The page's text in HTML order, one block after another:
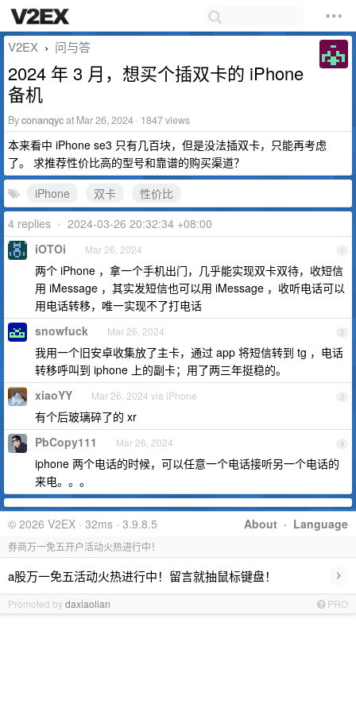
V2EX › 问与答
2024 年 3 月，想买个插双卡的 iPhone
备机
Byconanqycat Mar 26, 2024 · 1847 views
本来看中 iPhone se3 只有几百块，但是没法插双卡，只能再考虑
了。 求推荐性价比高的型号和靠谱的购买渠道？
iPhone
双卡
性价比
4 replies • 2024-03-26 20:32:34 +08:00
1
iOTOi Mar 26, 2024
两个 iPhone ，拿一个手机出门，几乎能实现双卡双待，收短信
用 iMessage ，其实发短信也可以用 iMessage ，收听电话可以
用电话转移，唯一实现不了打电话
2
snowfuck Mar 26, 2024
我用一个旧安卓收集放了主卡，通过 app 将短信转到 tg ，电话
转移呼叫到 iphone 上的副卡；用了两三年挺稳的。
3
xiaoYY Mar 26, 2024 via iPhone
有个后玻璃碎了的 xr
4
PbCopy111 Mar 26, 2024
iphone 两个电话的时候，可以任意一个电话接听另一个电话的
来电。。。
About · Language
© 2026 V2EX · 32ms · 3.9.8.5
券商万一免五开户活动火热进行中！
a股万一免五活动火热进行中！留言就抽鼠标键盘！ ›
Promoted bydaxiaolian PRO